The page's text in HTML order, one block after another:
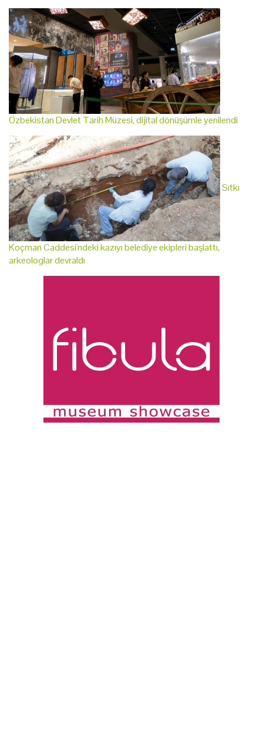
Özbekistan Devlet Tarih Müzesi, dijital dönüşümle yenilendi
Sıtkı
Koçman Caddesi'ndeki kazıyı belediye ekipleri başlattı,
arkeologlar devraldı